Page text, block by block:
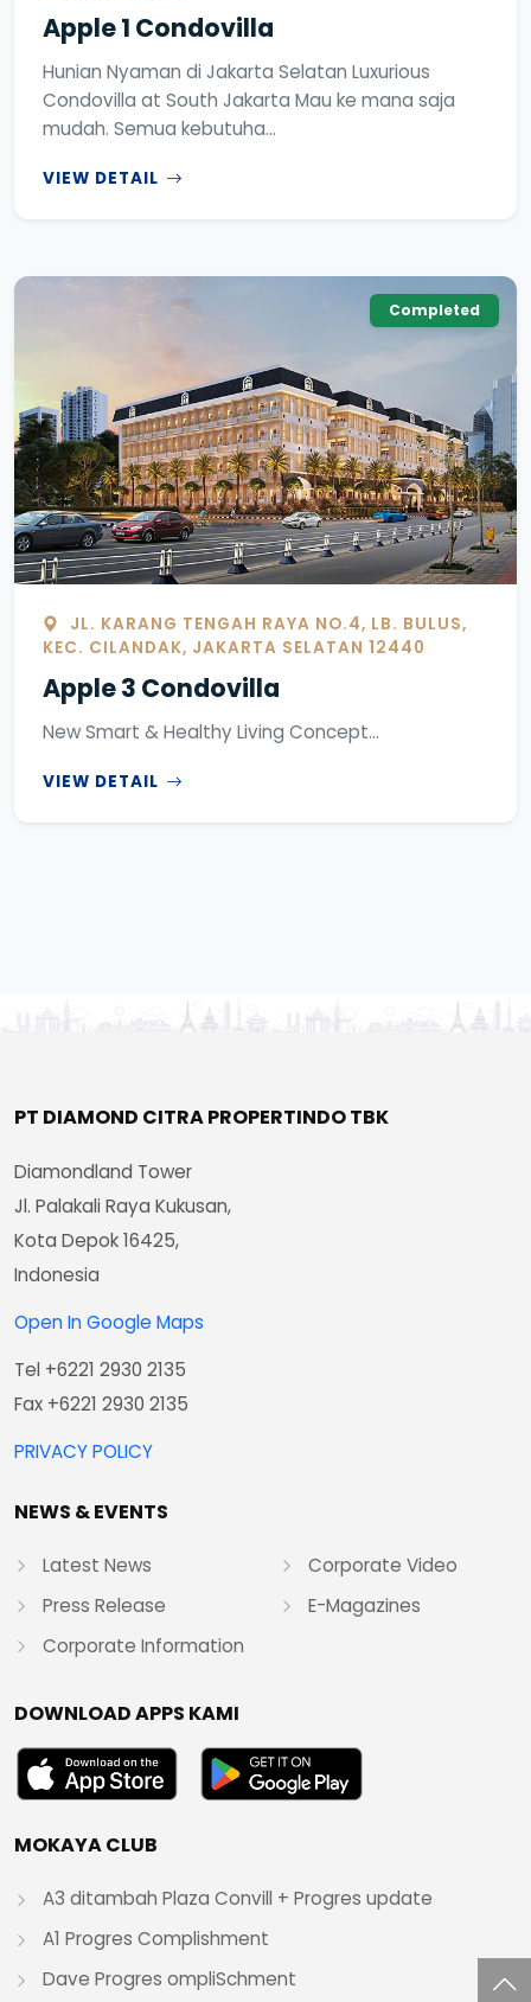
Apple 1 Condovilla
Hunian Nyaman di Jakarta Selatan Luxurious
Condovilla at South Jakarta Mau ke mana saja
mudah. Semua kebutuha...
VIEW DETAIL
Completed
JL. KARANG TENGAH RAYA NO.4, LB. BULUS,
KEC. CILANDAK, JAKARTA SELATAN 12440
Apple 3 Condovilla
New Smart & Healthy Living Concept...
VIEW DETAIL
PT DIAMOND CITRA PROPERTINDO TBK
Diamondland Tower
Jl. Palakali Raya Kukusan,
Kota Depok 16425,
Indonesia
Open In Google Maps
Tel +6221 2930 2135
Fax +6221 2930 2135
PRIVACY POLICY
NEWS & EVENTS
Latest News
Press Release
Corporate Information
Corporate Video
E-Magazines
DOWNLOAD APPS KAMI
MOKAYA CLUB
A3 ditambah Plaza Convill + Progres update
A1 Progres Complishment
Dave Progres ompliSchment